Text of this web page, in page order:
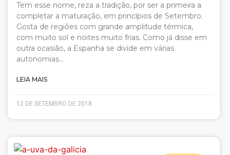
Tem esse nome, reza a tradição, por ser a primeira a
completar a maturação, em princípios de Setembro.
Gosta de regiões com grande amplitude térmica,
com muito sol e noites muito frias. Como já disse em
outra ocasião, a Espanha se divide em várias
autonomias…
LEIA MAIS
12 DE SETEMBRO DE 2018